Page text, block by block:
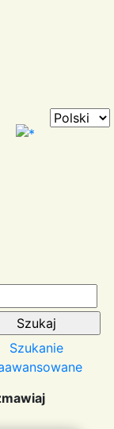
Szukanie